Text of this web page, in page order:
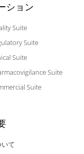
ション
Suite
Suite
Suite
Suite
Suite
て